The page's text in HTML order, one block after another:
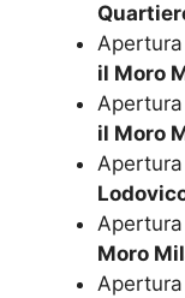
il Moro
il Moro
Moro